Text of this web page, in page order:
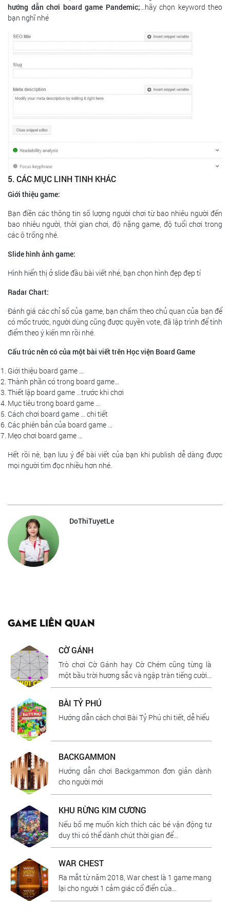
hướng dẫn chơi board game Pandemic;…hãy chọn keyword theo
bạn nghĩ nhé
5. CÁC MỤC LINH TINH KHÁC
Giới thiệu game:
Bạn điền các thông tin số lượng người chơi từ bao nhiêu người đến
bao nhiêu người, thời gian chơi, độ nặng game, độ tuổi chơi trong
các ô trống nhé.
Slide hình ảnh game:
Hình hiển thị ở slide đầu bài viết nhé, bạn chọn hình đẹp đẹp tí
Radar Chart:
Đánh giá các chỉ số của game, bạn chấm theo chủ quan của bạn để
có mốc trước, người dùng cũng được quyền vote, đã lập trình để tính
điểm theo ý kiến mn rồi nhé.
Cấu trúc nên có của một bài viết trên Học viện Board Game
Giới thiệu board game …
Thành phần có trong board game…
Thiết lập board game …trước khi chơi
Mục tiêu trong board game …
Cách chơi board game … chi tiết
Các phiên bản của board game …
Mẹo chơi board game …
Hết rồi nè, bạn lưu ý để bài viết của bạn khi publish dễ dàng được
mọi người tìm đọc nhiều hơn nhé.
DoThiTuyetLe
Game liên quan
CỜ GÁNH
Trò chơi Cờ Gánh hay Cờ Chém cũng từng là
một bầu trời hương sắc và ngập tràn tiếng cười...
BÀI TỶ PHÚ
Hướng dẫn cách chơi Bài Tỷ Phú chi tiết, dễ hiểu
BACKGAMMON
Hướng dẫn chơi Backgammon đơn giản dành
cho người mới
KHU RỪNG KIM CƯƠNG
Nếu bố mẹ muốn kích thích các bé vận động tư
duy thì có thể dành chút thời gian để...
WAR CHEST
Ra mắt từ năm 2018, War chest là 1 game mang
lại cho người 1 cảm giác cổ điển của...